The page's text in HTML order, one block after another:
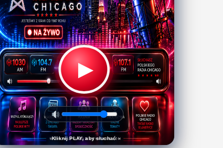
▶
Kliknij PLAY, aby słuchać